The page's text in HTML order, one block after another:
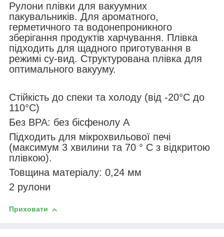
Рулони плівки для вакуумних
пакувальників. Для ароматного,
герметичного та водонепроникного
зберігання продуктів харчування. Плівка
підходить для щадного приготування в
режимі су-вид. Структурована плівка для
оптимального вакууму.
Стійкість до спеки та холоду (від -20°C до
110°C)
Без BPA: без бісфенолу А
Підходить для мікрохвильової печі
(максимум 3 хвилини та 70 ° C з відкритою
плівкою).
Товщина матеріалу: 0,24 мм
2 рулони
Приховати